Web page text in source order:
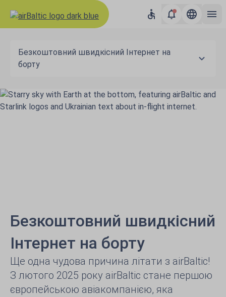
Безкоштовний швидкісний Інтернет на
борту
Безкоштовний швидкісний
Інтернет на борту
Ще одна чудова причина літати з airBaltic!
З лютого 2025 року airBaltic стане першою
європейською авіакомпанією, яка